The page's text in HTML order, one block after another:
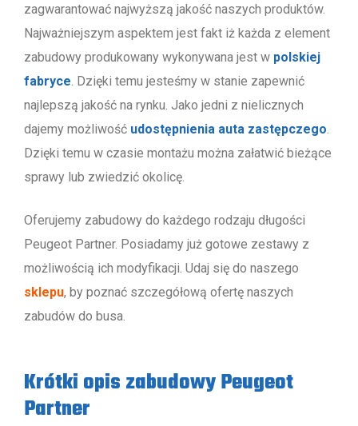
zagwarantować najwyższą jakość naszych produktów.
Najważniejszym aspektem jest fakt iż każda z element
zabudowy produkowany wykonywana jest w polskiej
fabryce . Dzięki temu jesteśmy w stanie zapewnić
najlepszą jakość na rynku. Jako jedni z nielicznych
dajemy możliwość udostępnienia auta zastępczego
Dzięki temu w czasie montażu można załatwić bieżące
sprawy lub zwiedzić okolicę.
Oferujemy zabudowy do każdego rodzaju długości
Peugeot Partner. Posiadamy już gotowe zestawy z
możliwością ich modyfikacji. Udaj się do naszego
sklepu, by poznać szczegółową ofertę naszych
zabudów do busa.
Krótki opis zabudowy Peugeot
Partner